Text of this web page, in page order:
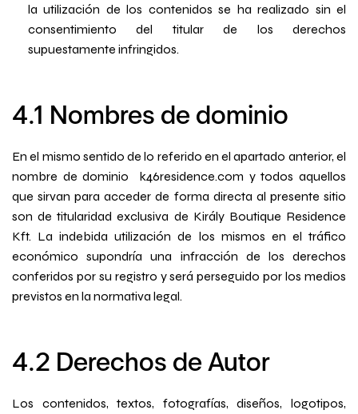
la utilización de los contenidos se ha realizado sin el
consentimiento del titular de los derechos
supuestamente infringidos.
4.1 Nombres de dominio
En el mismo sentido de lo referido en el apartado anterior, el
nombre de dominio k46residence.com y todos aquellos
que sirvan para acceder de forma directa al presente sitio
son de titularidad exclusiva de Király Boutique Residence
Kft. La indebida utilización de los mismos en el tráfico
económico supondría una infracción de los derechos
conferidos por su registro y será perseguido por los medios
previstos en la normativa legal.
4.2 Derechos de Autor
Los contenidos, textos, fotografías, diseños, logotipos,